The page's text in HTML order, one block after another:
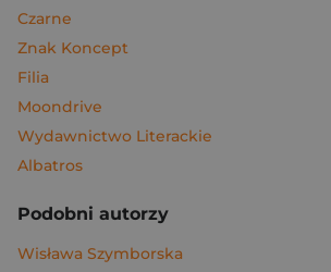
Czarne
Znak Koncept
Filia
Moondrive
Wydawnictwo Literackie
Albatros
Podobni autorzy
Wisława Szymborska